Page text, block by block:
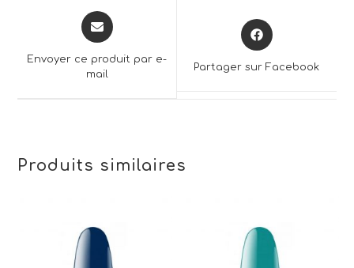
Opens
in
new
Envoyer ce produit par e-
mail
Opens
in
Partager sur Facebook
Produits similaires